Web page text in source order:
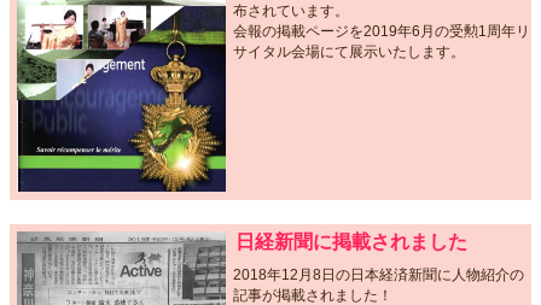
布されています。
会報の掲載ページを2019年6月の受勲1周年リ
サイタル会場にて展示いたします。
日経新聞に掲載されました
2018年12月8日の日本経済新聞に人物紹介の
記事が掲載されました！